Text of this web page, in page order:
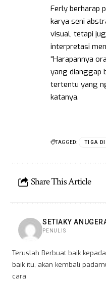
Ferly berharap
karya seni
visual, tetapi
interpretasi
“Harapannya
yang dianggap
tertentu yang
katanya.
TAGGED: TIGA
Share This Article
SETIAKY
PENULIS
Teruslah Berbuat baik
baik itu, akan kembali
cara